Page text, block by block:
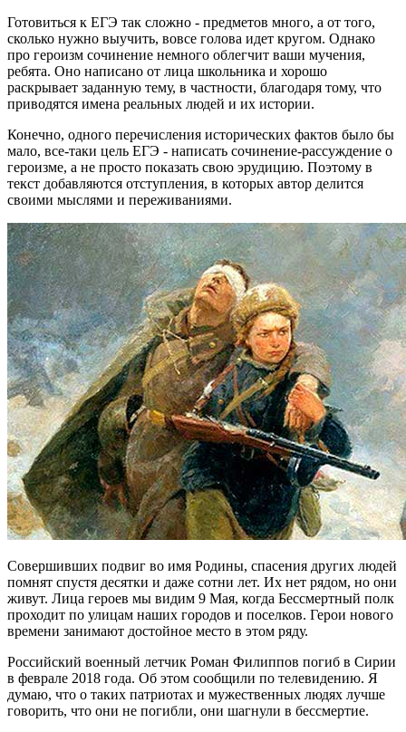
Готовиться к ЕГЭ так сложно - предметов много, а от того,
сколько нужно выучить, вовсе голова идет кругом. Однако
про героизм сочинение немного облегчит ваши мучения,
ребята. Оно написано от лица школьника и хорошо
раскрывает заданную тему, в частности, благодаря тому, что
приводятся имена реальных людей и их истории.
Конечно, одного перечисления исторических фактов было бы
мало, все-таки цель ЕГЭ - написать сочинение-рассуждение о
героизме, а не просто показать свою эрудицию. Поэтому в
текст добавляются отступления, в которых автор делится
своими мыслями и переживаниями.
Совершивших подвиг во имя Родины, спасения других людей
помнят спустя десятки и даже сотни лет. Их нет рядом, но они
живут. Лица героев мы видим 9 Мая, когда Бессмертный полк
проходит по улицам наших городов и поселков. Герои нового
времени занимают достойное место в этом ряду.
Российский военный летчик Роман Филиппов погиб в Сирии
в феврале 2018 года. Об этом сообщили по телевидению. Я
думаю, что о таких патриотах и мужественных людях лучше
говорить, что они не погибли, они шагнули в бессмертие.